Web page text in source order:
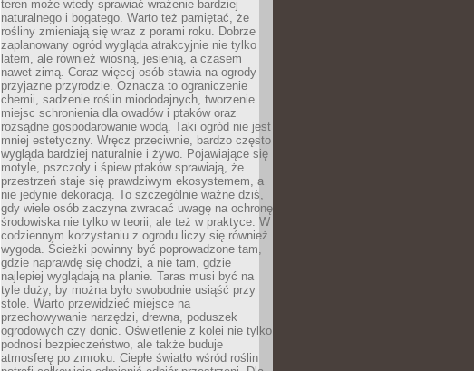
teren może wtedy sprawiać wrażenie bardziej
naturalnego i bogatego. Warto też pamiętać, że
rośliny zmieniają się wraz z porami roku. Dobrze
zaplanowany ogród wygląda atrakcyjnie nie tylko
latem, ale również wiosną, jesienią, a czasem
nawet zimą. Coraz więcej osób stawia na ogrody
przyjazne przyrodzie. Oznacza to ograniczenie
chemii, sadzenie roślin miododajnych, tworzenie
miejsc schronienia dla owadów i ptaków oraz
rozsądne gospodarowanie wodą. Taki ogród nie jest
mniej estetyczny. Wręcz przeciwnie, bardzo często
wygląda bardziej naturalnie i żywo. Pojawiające się
motyle, pszczoły i śpiew ptaków sprawiają, że
przestrzeń staje się prawdziwym ekosystemem, a
nie jedynie dekoracją. To szczególnie ważne dziś,
gdy wiele osób zaczyna zwracać uwagę na ochronę
środowiska nie tylko w teorii, ale też w praktyce. W
codziennym korzystaniu z ogrodu liczy się również
wygoda. Ścieżki powinny być poprowadzone tam,
gdzie naprawdę się chodzi, a nie tam, gdzie
najlepiej wyglądają na planie. Taras musi być na
tyle duży, by można było swobodnie usiąść przy
stole. Warto przewidzieć miejsce na
przechowywanie narzędzi, drewna, poduszek
ogrodowych czy donic. Oświetlenie z kolei nie tylko
podnosi bezpieczeństwo, ale także buduje
atmosferę po zmroku. Ciepłe światło wśród roślin